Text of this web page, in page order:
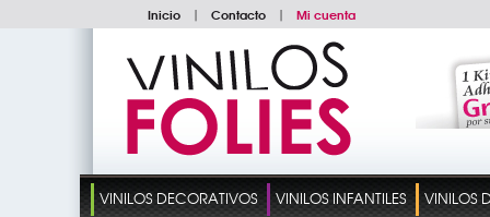
Inicio | Contacto | Mi cuenta
VINILOS DECORATIVOS VINILOS INFANTILES VINILOS